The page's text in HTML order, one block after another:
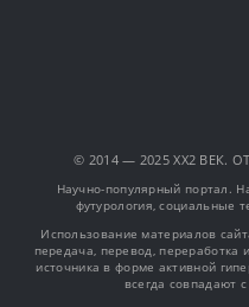
© 2014 — 2025 XX2 ВЕК.
Научно-популярный портал.
футурология, социальные
Использование материалов
передача, перевод, переработка
источника в форме активной
всегда совпадают